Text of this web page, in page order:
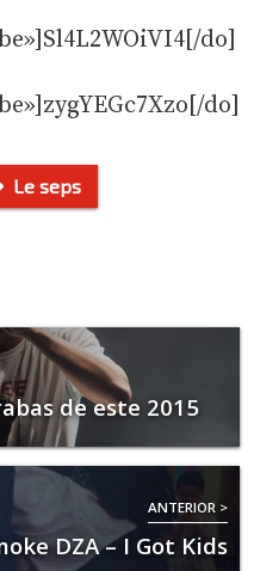
do]
do]
Le seps
de este 2015
ANTERIOR >
DZA – I Got Kids